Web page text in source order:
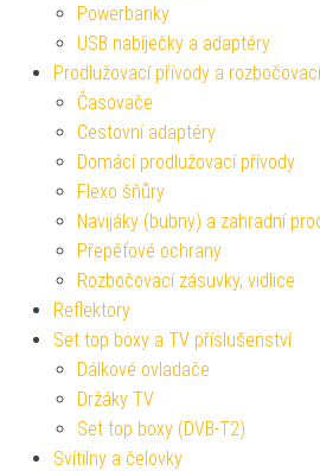
Powerbanky
USB nabíječky a adaptéry
Prodlužovací přívody a
Časovače
Cestovní adaptéry
Domácí prodlužovací přívody
Flexo šňůry
Navijáky (bubny) a zahradní
Přepěťové ochrany
Rozbočovací zásuvky, vidlice
Reflektory
Set top boxy a TV příslušenství
Dálkové ovladače
Držáky TV
Set top boxy (DVB-T2)
Svítilny a čelovky